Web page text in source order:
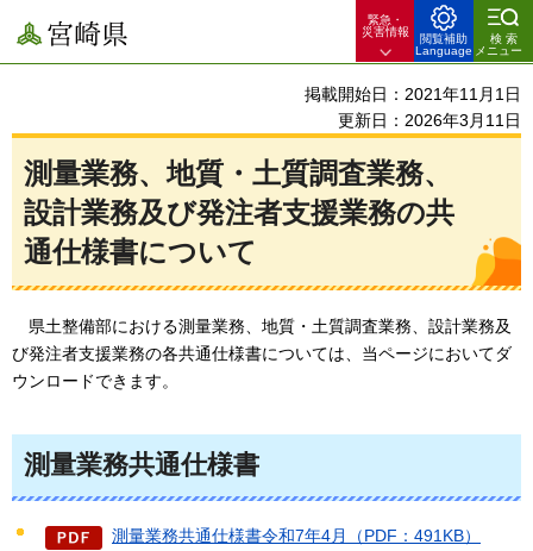
宮崎県
緊急・
災害情報
閲覧補助
Language
検索
メニュー
掲載開始日：2021年11月1日
更新日：2026年3月11日
測量業務、地質・土質調査業務、
設計業務及び発注者支援業務の共
通仕様書について
県土整備部における測量業務、地質・土質調査業務、設計業務及
び発注者支援業務の各共通仕様書については、当ページにおいてダ
ウンロードできます。
測量業務共通仕様書
測量業務共通仕様書令和7年4月（PDF：491KB）